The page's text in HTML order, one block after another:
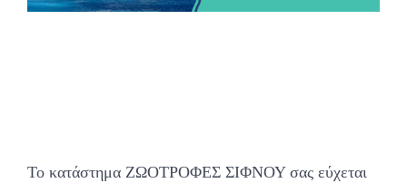
Το κατάστημα ΖΩΟΤΡΟΦΕΣ ΣΙΦΝΟΥ σας εύχεται